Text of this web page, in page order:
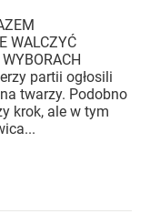
WALCZYĆ
partii ogłosili
twarzy. Podobno
krok, ale w tym